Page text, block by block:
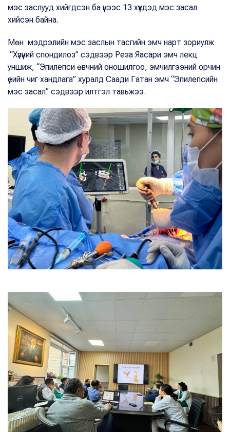
мэс заслууд хийгдсэн ба үүнээс 13 хүүхдэд мэс засал
хийсэн байна.
Мөн мэдрэлийн мэс заслын тасгийн эмч нарт зориулж
“Хүзүүний спондилоз” сэдвээр Реза Яасари эмч лекц
уншиж, “Эпилепси өвчний оношилгоо, эмчилгээний орчин
үеийн чиг хандлага” хуралд Саади Гатан эмч “Эпилепсийн
мэс засал” сэдвээр илтгэл тавьжээ.